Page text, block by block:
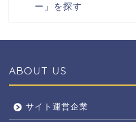
ー」を探す
ABOUT US
サイト運営企業